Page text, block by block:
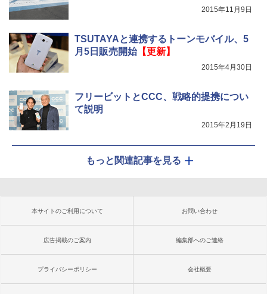
2015年11月9日
TSUTAYAと連携するトーンモバイル、5
月5日販売開始【更新】
2015年4月30日
フリービットとCCC、戦略的提携につい
て説明
2015年2月19日
もっと関連記事を見る
本サイトのご利用について お問い合わせ
広告掲載のご案内 編集部へのご連絡
プライバシーポリシー 会社概要